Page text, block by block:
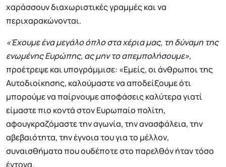
χαράσσουν διαχωριστικές γραμμές και να
περιχαρακώνονται.
«Έχουμε ένα μεγάλο όπλο στα χέρια μας, τη δύναμη της
ενωμένης Ευρώπης, ας μην το απεμπολήσουμε»,
προέτρεψε και υπογράμμισε: «Εμείς, οι άνθρωποι της
Αυτοδιοίκησης, καλούμαστε να αποδείξουμε ότι
μπορούμε να παίρνουμε αποφάσεις καλύτερα γιατί
είμαστε πιο κοντά στον Ευρωπαίο πολίτη,
αφουγκραζόμαστε την αγωνία, την ανασφάλεια, την
αβεβαιότητα, την έγνοια του για το μέλλον,
συναισθήματα που ουδέποτε στο παρελθόν ήταν τόσο
έντονα.